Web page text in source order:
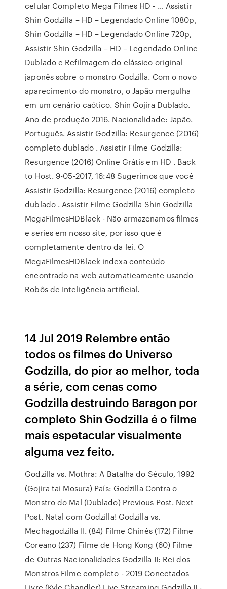
celular Completo Mega Filmes HD - … Assistir
Shin Godzilla – HD – Legendado Online 1080p,
Shin Godzilla – HD – Legendado Online 720p,
Assistir Shin Godzilla – HD – Legendado Online
Dublado e Refilmagem do clássico original
japonês sobre o monstro Godzilla. Com o novo
aparecimento do monstro, o Japão mergulha
em um cenário caótico. Shin Gojira Dublado.
Ano de produção 2016. Nacionalidade: Japão.
Português. Assistir Godzilla: Resurgence (2016)
completo dublado . Assistir Filme Godzilla:
Resurgence (2016) Online Grátis em HD . Back
to Host. 9-05-2017, 16:48 Sugerimos que você
Assistir Godzilla: Resurgence (2016) completo
dublado . Assistir Filme Godzilla Shin Godzilla
MegaFilmesHDBlack - Não armazenamos filmes
e series em nosso site, por isso que é
completamente dentro da lei. O
MegaFilmesHDBlack indexa conteúdo
encontrado na web automaticamente usando
Robôs de Inteligência artificial.
14 Jul 2019 Relembre então
todos os filmes do Universo
Godzilla, do pior ao melhor, toda
a série, com cenas como
Godzilla destruindo Baragon por
completo Shin Godzilla é o filme
mais espetacular visualmente
alguma vez feito.
Godzilla vs. Mothra: A Batalha do Século, 1992
(Gojira tai Mosura) País: Godzilla Contra o
Monstro do Mal (Dublado) Previous Post. Next
Post. Natal com Godzilla! Godzilla vs.
Mechagodzilla II. (84) Filme Chinês (172) Filme
Coreano (237) Filme de Hong Kong (60) Filme
de Outras Nacionalidades Godzilla II: Rei dos
Monstros Filme completo - 2019 Conectados